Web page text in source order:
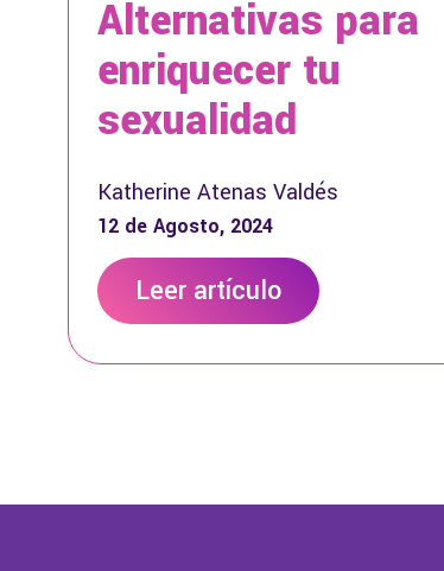
Alternativas para
enriquecer tu
sexualidad
Katherine Atenas Valdés
12 de Agosto, 2024
Leer artículo